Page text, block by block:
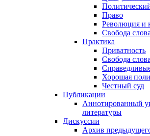
Право
Революция и
Свобода слова
Практика
Приватность
Свобода слова
Хорошая
Честный суд
Публикации
Аннотированный
литературы
Дискуссии
Архив